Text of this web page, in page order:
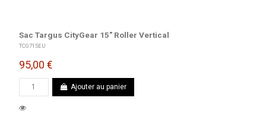
Sac Targus CityGear 15" Roller Vertical
TCG715EU
95,00 €
Ajouter au panier